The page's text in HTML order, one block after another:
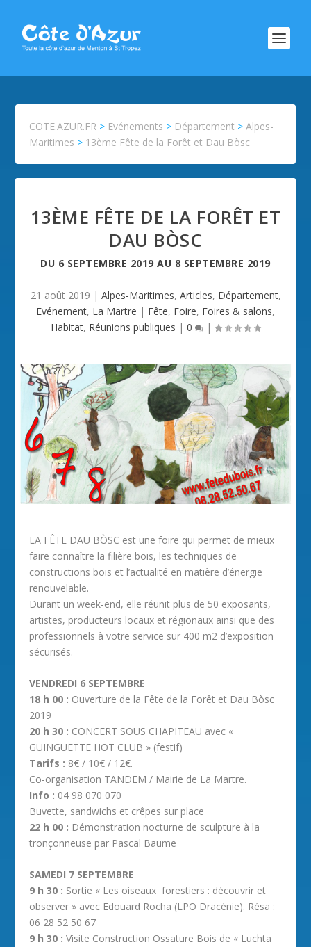
COTE.AZUR.FR > Evénements > Département >Alpes-
Maritimes > 13ème Fête de la Forêt et Dau Bòsc
13ÈME FÊTE DE LA FORÊT ET
DAU BÒSC
DU 6 SEPTEMBRE 2019 AU 8 SEPTEMBRE 2019
21 août 2019 | Alpes-Maritimes, Articles, Département,
Evénement, La Martre | Fête, Foire, Foires & salons,
Habitat, Réunions publiques | 0 |
LA FÊTE DAU BÒSC est une foire qui permet de mieux
faire connaître la filière bois, les techniques de
constructions bois et l’actualité en matière d’énergie
renouvelable.
Durant un week-end, elle réunit plus de 50 exposants,
artistes, producteurs locaux et régionaux ainsi que des
professionnels à votre service sur 400 m2 d’exposition
sécurisés.
VENDREDI 6 SEPTEMBRE
18 h 00 : Ouverture de la Fête de la Forêt et Dau Bòsc
2019
20 h 30 : CONCERT SOUS CHAPITEAU avec «
GUINGUETTE HOT CLUB » (festif)
Tarifs : 8€ / 10€ / 12€.
Co-organisation TANDEM / Mairie de La Martre.
Info : 04 98 070 070
Buvette, sandwichs et crêpes sur place
22 h 00 : Démonstration nocturne de sculpture à la
tronçonneuse par Pascal Baume
SAMEDI 7 SEPTEMBRE
9 h 30 : Sortie « Les oiseaux forestiers : découvrir et
observer » avec Edouard Rocha (LPO Dracénie). Résa :
06 28 52 50 67
9 h 30 : Visite Construction Ossature Bois de « Luchta